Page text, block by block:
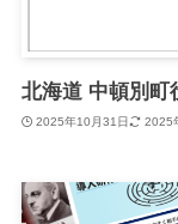
北海道 中頓別町
2025年10月31日 2025